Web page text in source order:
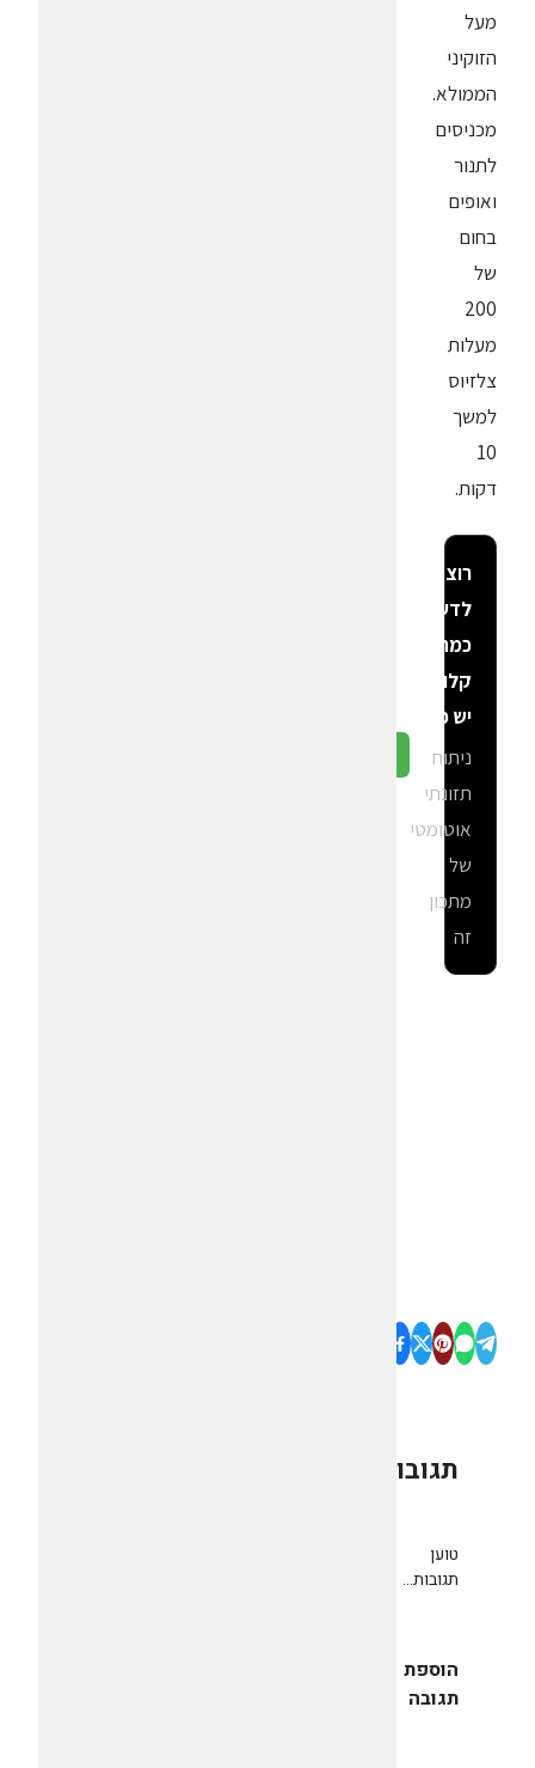
מעל
הזוקיני
הממולא.
מכניסים
לתנור
ואופים
בחום
של
200
מעלות
צלזיוס
למשך
10
דקות.
רוצה
לדעת
כמה
קלוריות
יש פה?
ניתוח
תזונתי
אוטומטי
של
מתכון
זה
תגובות
טוען
תגובות...
הוספת
תגובה